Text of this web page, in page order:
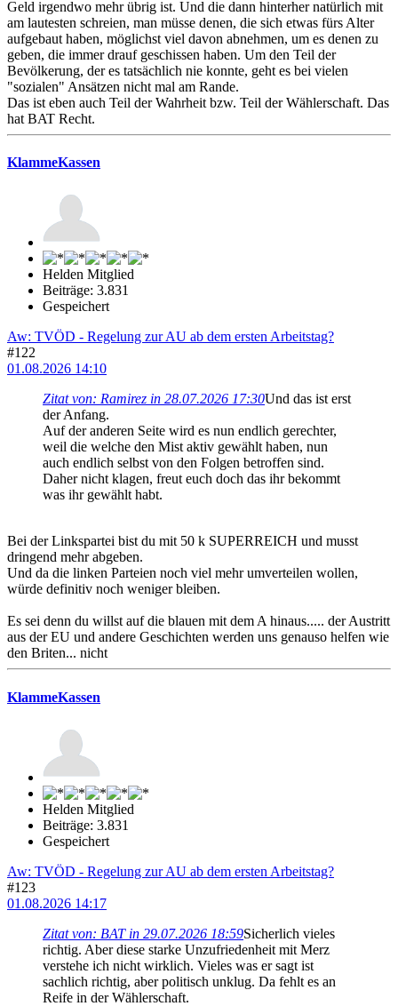
Geld irgendwo mehr übrig ist. Und die dann hinterher natürlich mit
am lautesten schreien, man müsse denen, die sich etwas fürs Alter
aufgebaut haben, möglichst viel davon abnehmen, um es denen zu
geben, die immer drauf geschissen haben. Um den Teil der
Bevölkerung, der es tatsächlich nie konnte, geht es bei vielen
"sozialen" Ansätzen nicht mal am Rande.
Das ist eben auch Teil der Wahrheit bzw. Teil der Wählerschaft. Das
hat BAT Recht.
KlammeKassen
Helden Mitglied
Beiträge: 3.831
Gespeichert
Aw: TVÖD - Regelung zur AU ab dem ersten Arbeitstag?
#122
01.08.2026 14:10
Zitat von: Ramirez in 28.07.2026 17:30Und das ist erst
der Anfang.
Auf der anderen Seite wird es nun endlich gerechter,
weil die welche den Mist aktiv gewählt haben, nun
auch endlich selbst von den Folgen betroffen sind.
Daher nicht klagen, freut euch doch das ihr bekommt
was ihr gewählt habt.
Bei der Linkspartei bist du mit 50 k SUPERREICH und musst
dringend mehr abgeben.
Und da die linken Parteien noch viel mehr umverteilen wollen,
würde definitiv noch weniger bleiben.
Es sei denn du willst auf die blauen mit dem A hinaus..... der Austritt
aus der EU und andere Geschichten werden uns genauso helfen wie
den Briten... nicht
KlammeKassen
Helden Mitglied
Beiträge: 3.831
Gespeichert
Aw: TVÖD - Regelung zur AU ab dem ersten Arbeitstag?
#123
01.08.2026 14:17
Zitat von: BAT in 29.07.2026 18:59Sicherlich vieles
richtig. Aber diese starke Unzufriedenheit mit Merz
verstehe ich nicht wirklich. Vieles was er sagt ist
sachlich richtig, aber politisch unklug. Da fehlt es an
Reife in der Wählerschaft.